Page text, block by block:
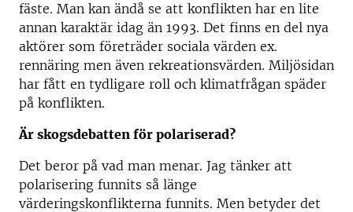
fäste. Man kan ändå se att konflikten har en lite
annan karaktär idag än 1993. Det finns en del nya
aktörer som företräder sociala värden ex.
rennäring men även rekreationsvärden. Miljösidan
har fått en tydligare roll och klimatfrågan späder
på konflikten.
Är skogsdebatten för polariserad?
Det beror på vad man menar. Jag tänker att
polarisering funnits så länge
värderingskonflikterna funnits. Men betyder det